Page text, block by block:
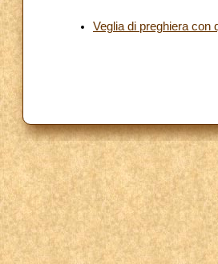
Veglia di preghiera con